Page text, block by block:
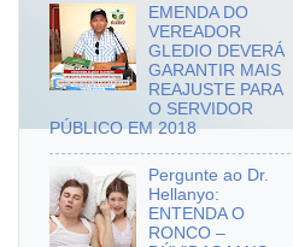
EMENDA DO
VEREADOR
GLEDIO DEVERÁ
GARANTIR MAIS
REAJUSTE PARA
O SERVIDOR
PÚBLICO EM 2018
Pergunte ao Dr.
Hellanyo:
ENTENDA O
RONCO –